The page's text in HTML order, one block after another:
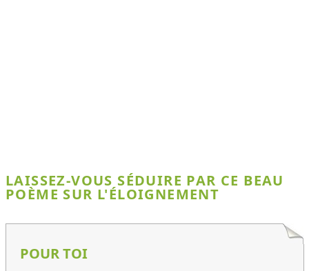
LAISSEZ-VOUS SÉDUIRE PAR CE BEAU
POÈME SUR L'ÉLOIGNEMENT
POUR TOI